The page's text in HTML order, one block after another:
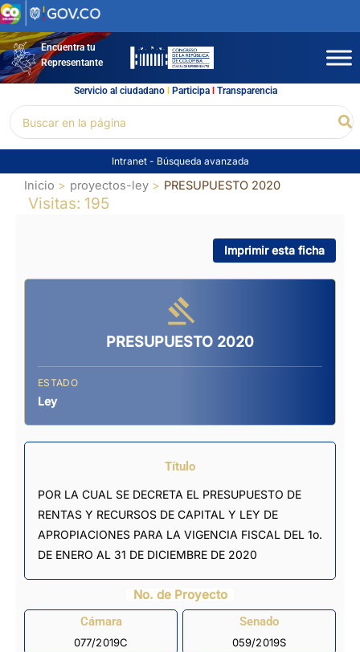
Ir
al
contenidoEncuentra tu
Representante
Servicio al ciudadano l Participal Transparencia
por:
Intranet - Búsqueda avanzada
Inicio proyectos-ley PRESUPUESTO 2020
Visitas: 195
Imprimir esta ficha
PRESUPUESTO 2020
ESTADO
Ley
Título
POR LA CUAL SE DECRETA EL PRESUPUESTO DE
RENTAS Y RECURSOS DE CAPITAL Y LEY DE
APROPIACIONES PARA LA VIGENCIA FISCAL DEL 1o.
DE ENERO AL 31 DE DICIEMBRE DE 2020
No. de Proyecto
Cámara
077/2019C
Senado
059/2019S